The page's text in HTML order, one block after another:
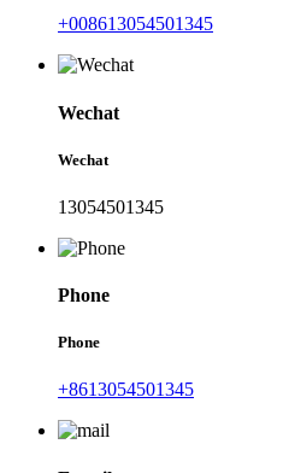
+008613054501345
Wechat
Wechat
13054501345
Phone
Phone
+8613054501345